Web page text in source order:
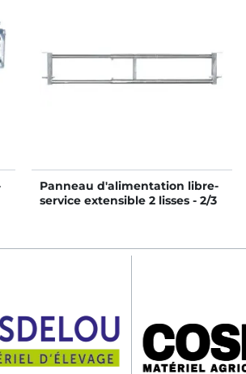
Panneau d'alimentation libre-
service extensible 2 lisses - 2/3